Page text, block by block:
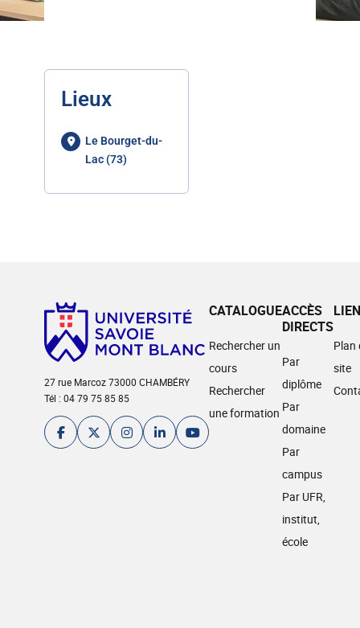
Lieux
Le Bourget-du-
Lac (73)
27 rue Marcoz 73000 CHAMBÉRY
Tél : 04 79 75 85 85
CATALOGUE
Rechercher un
cours
Rechercher
une formation
ACCÈS
DIRECTS
Par
diplôme
Par
domaine
Par
campus
Par UFR,
institut,
école
Plan
site